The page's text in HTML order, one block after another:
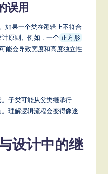
误用
如果一个类在逻辑上不符合
原则。例如，一个 正方形
能会导致宽度和高度独立性
子类可能从父类继承行
理解逻辑流程会变得像迷
设计中的继